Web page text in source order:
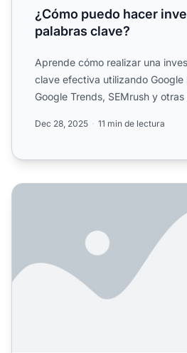
¿Cómo puedo hacer
palabras clave?
Aprende cómo realizar una
clave efectiva utilizando Google
Google Trends, SEMrush y
Dec 28, 2025 11 min de lectura
¿Cómo puedo encontrar